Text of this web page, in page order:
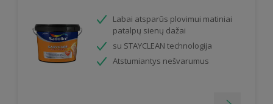
Labai atsparūs plovimui matiniai
patalpų sienų dažai
su STAYCLEAN technologija
Atstumiantys nešvarumus